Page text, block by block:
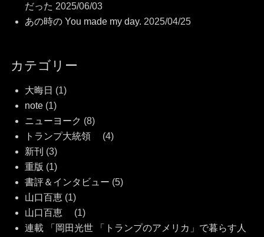
だった 2025/06/03
あの時の You made my day. 2025/04/25
カテゴリー
大晦日 (1)
note(1)
ニューヨーク (8)
トランプ大統領
(4)
新刊 (3)
重版 (1)
書評＆インタビュー (5)
山口百恵(1)
山口百恵
(1)
連載 「岡田光世 「トランプのアメリカ」で暮らす人